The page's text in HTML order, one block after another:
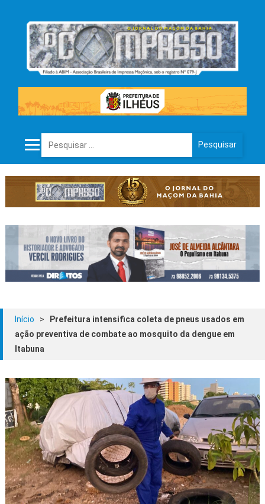
Pesquisar por:
Início >
Prefeitura intensifica coleta de pneus usados em
ação preventiva de combate ao mosquito da dengue em
Itabuna